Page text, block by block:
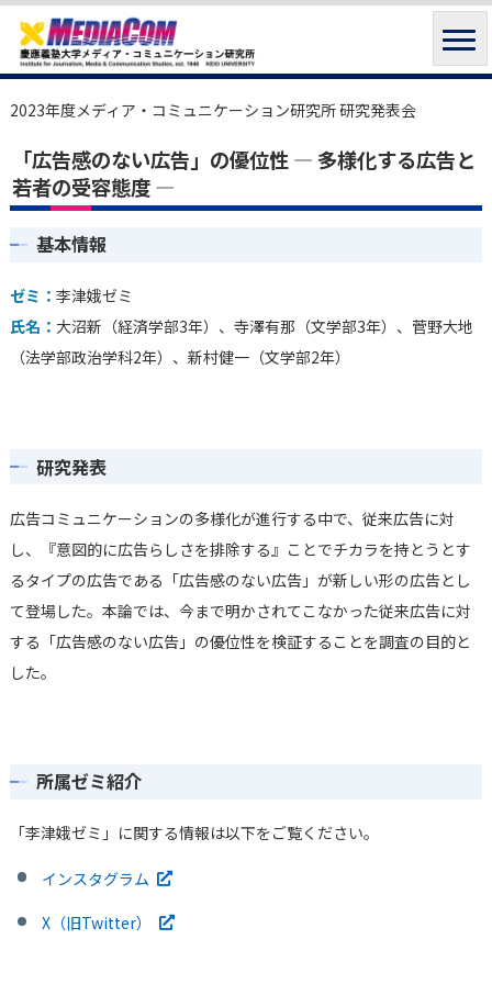
2023年度メディア・コミュニケーション研究所 研究発表会
「広告感のない広告」の優位性 ― 多様化する広告と
若者の受容態度 ―
基本情報
ゼミ： 李津娥ゼミ
氏名： 大沼新（経済学部3年）、寺澤有那（文学部3年）、菅野大地
（法学部政治学科2年）、新村健一（文学部2年）
研究発表
広告コミュニケーションの多様化が進行する中で、従来広告に対
し、『意図的に広告らしさを排除する』ことでチカラを持とうとす
るタイプの広告である「広告感のない広告」が新しい形の広告とし
て登場した。本論では、今まで明かされてこなかった従来広告に対
する「広告感のない広告」の優位性を検証することを調査の目的と
した。
所属ゼミ紹介
「李津娥ゼミ」に関する情報は以下をご覧ください。
インスタグラム
X（旧Twitter）